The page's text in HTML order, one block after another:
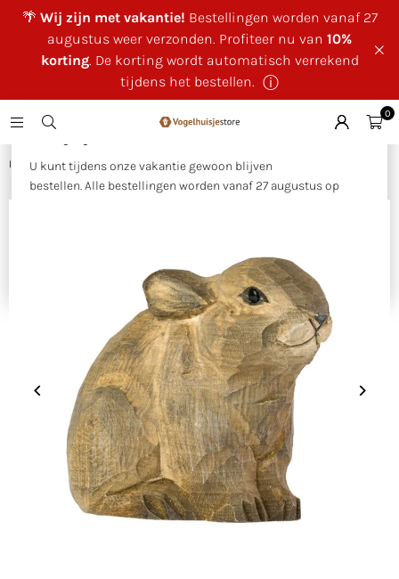
🌴 Wij zijn met vakantie! Bestellingen worden vanaf 27
augustus weer verzonden. Profiteer nu van 10%
korting. De korting wordt automatisch verrekend
tijdens het bestellen. ⓘ
×
U kunt tijdens onze vakantie gewoon blijven
bestellen. Alle bestellingen worden vanaf 27 augustus op
. Deze wordt
automatisch verrekend tijdens het bestellen.
0
Huis DecoAnimal - Konijn klein